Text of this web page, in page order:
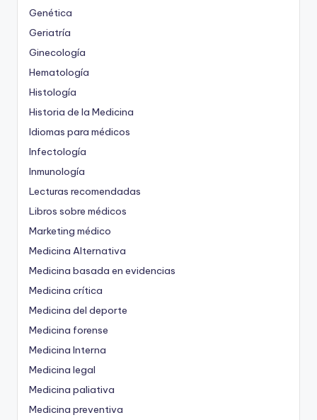
Genética
Geriatría
Ginecología
Hematología
Histología
Historia de la Medicina
Idiomas para médicos
Infectología
Inmunología
Lecturas recomendadas
Libros sobre médicos
Marketing médico
Medicina Alternativa
Medicina basada en evidencias
Medicina crítica
Medicina del deporte
Medicina forense
Medicina Interna
Medicina legal
Medicina paliativa
Medicina preventiva